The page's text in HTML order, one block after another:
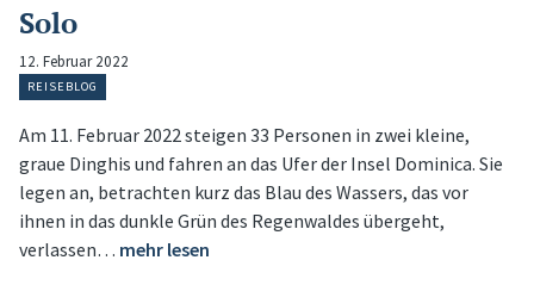
Solo
12. Februar 2022
REISEBLOG
Am 11. Februar 2022 steigen 33 Personen in zwei kleine,
graue Dinghis und fahren an das Ufer der Insel Dominica. Sie
legen an, betrachten kurz das Blau des Wassers, das vor
ihnen in das dunkle Grün des Regenwaldes übergeht,
verlassen… mehr lesen